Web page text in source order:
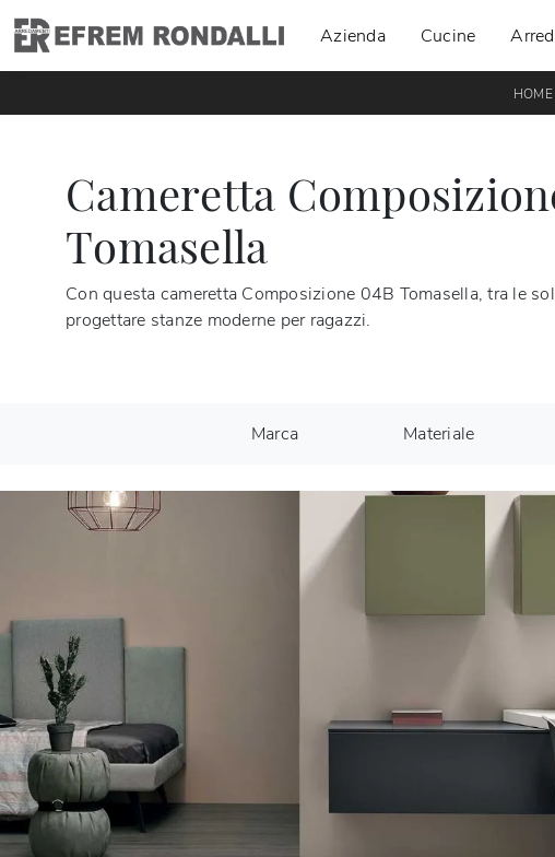
Azienda Cucine
HOME
Cameretta
Tomasella
Con questa cameretta Composizione 04B Tomasella, tra le
progettare stanze moderne per ragazzi.
Marca Materiale